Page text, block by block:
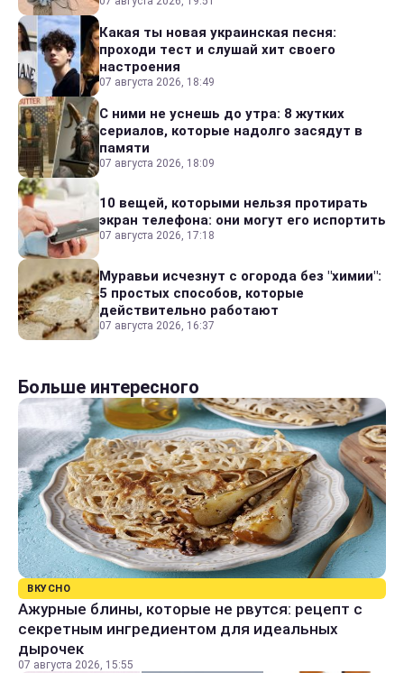
Какая ты новая украинская песня:
проходи тест и слушай хит своего
настроения
07 августа 2026, 18:49
С ними не уснешь до утра: 8 жутких
сериалов, которые надолго засядут в
памяти
07 августа 2026, 18:09
10 вещей, которыми нельзя протирать
экран телефона: они могут его испортить
07 августа 2026, 17:18
Муравьи исчезнут с огорода без "химии":
5 простых способов, которые
действительно работают
07 августа 2026, 16:37
Больше интересного
ВКУСНО
Ажурные блины, которые не рвутся: рецепт с
секретным ингредиентом для идеальных
дырочек
07 августа 2026, 15:55